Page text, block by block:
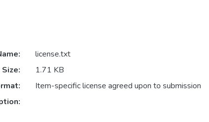
license.txt
Size:
1.71 KB
Item-specific license agreed upon to submission